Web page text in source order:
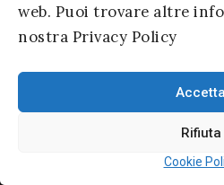
web. Puoi trovare altre
nostra Privacy Policy
Accetta
Rifiuta
Cookie